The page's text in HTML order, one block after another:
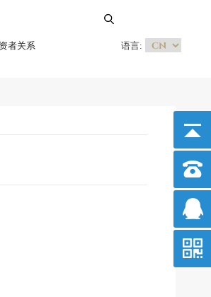
者关系 语言: